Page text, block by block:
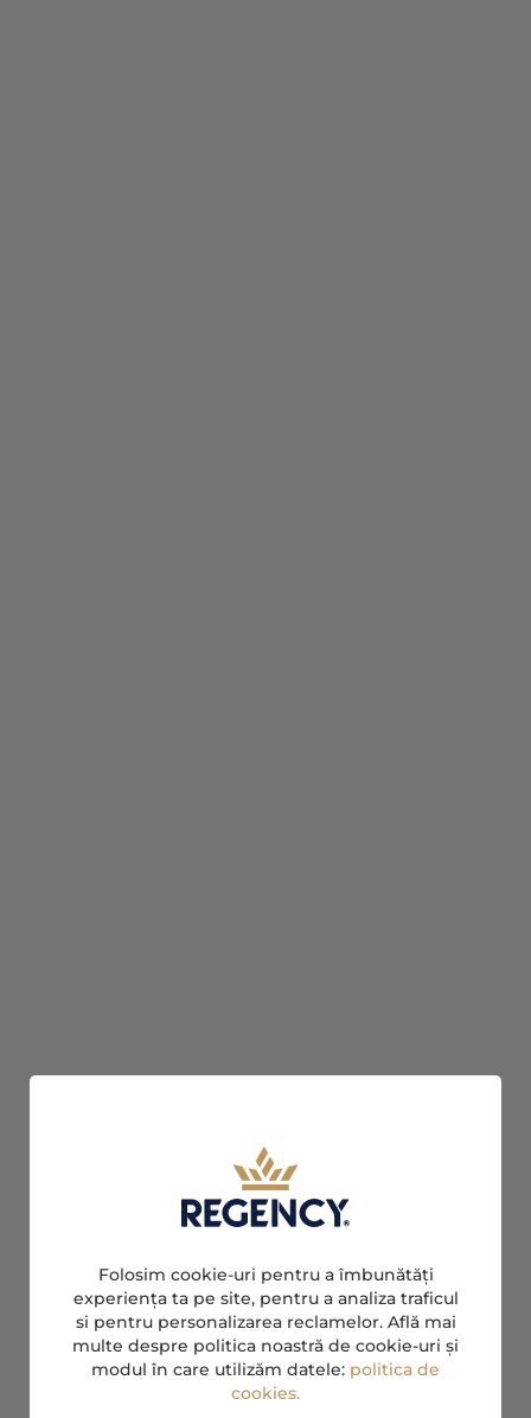
Folosim cookie-uri pentru a îmbunătăți
experiența ta pe site, pentru a analiza traficul
si pentru personalizarea reclamelor. Află mai
multe despre politica noastră de cookie-uri și
modul în care utilizăm datele: politica de
cookies.